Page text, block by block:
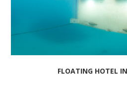
FLOATING HOTEL